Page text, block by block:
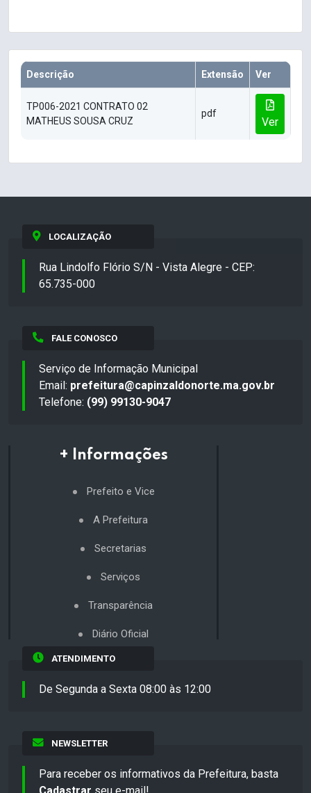
Descrição Extensão Ver
TP006-2021 CONTRATO 02
MATHEUS SOUSA CRUZ
pdf
Ver
LOCALIZAÇÃO
Rua Lindolfo Flório S/N - Vista Alegre - CEP:
65.735-000
FALE CONOSCO
Serviço de Informação Municipal
Email: prefeitura@capinzaldonorte.ma.gov.br
Telefone: (99) 99130-9047
+ Informações
Prefeito e Vice
A Prefeitura
Secretarias
Serviços
Transparência
Diário Oficial
ATENDIMENTO
De Segunda a Sexta 08:00 às 12:00
NEWSLETTER
Para receber os informativos da Prefeitura, basta